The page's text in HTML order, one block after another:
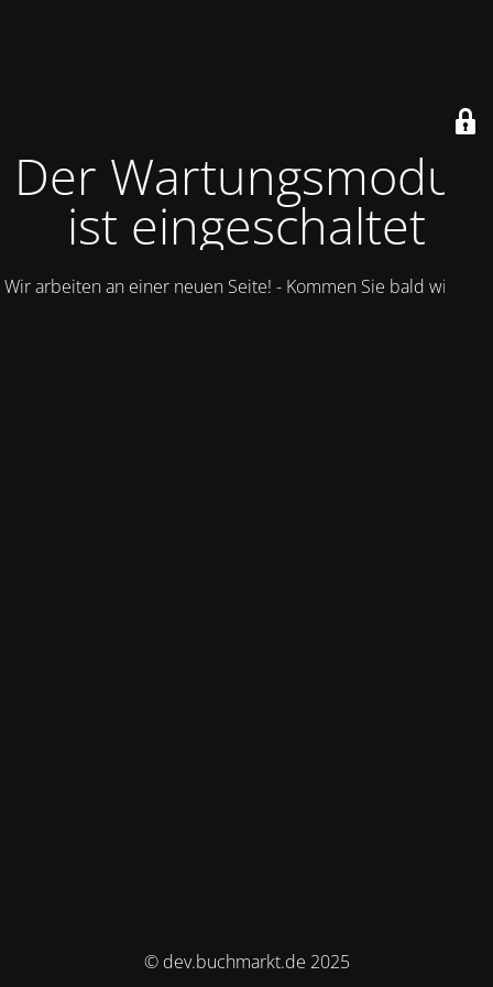
Der Wartungsmodus
ist eingeschaltet
Wir arbeiten an einer neuen Seite! - Kommen Sie bald wieder.
© dev.buchmarkt.de 2025